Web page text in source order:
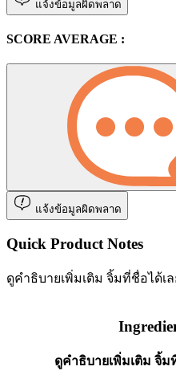
แจ้งข้อมูลผิดพลาด
SCORE AVERAGE :
แจ้งข้อมูลผิดพลาด
Quick Product Notes
ดูคำธิบายเพิ่มเติม จิ้มที่ชื่อได้เ
ดูคำธิบายเพิ่มเติม จิ้ม